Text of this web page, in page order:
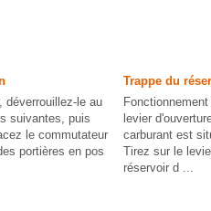
déverrouillez-le au
suivantes, puis
le commutateur
portières en pos
Trappe du
levier
carburant est
Tirez sur le
réservoir d ...